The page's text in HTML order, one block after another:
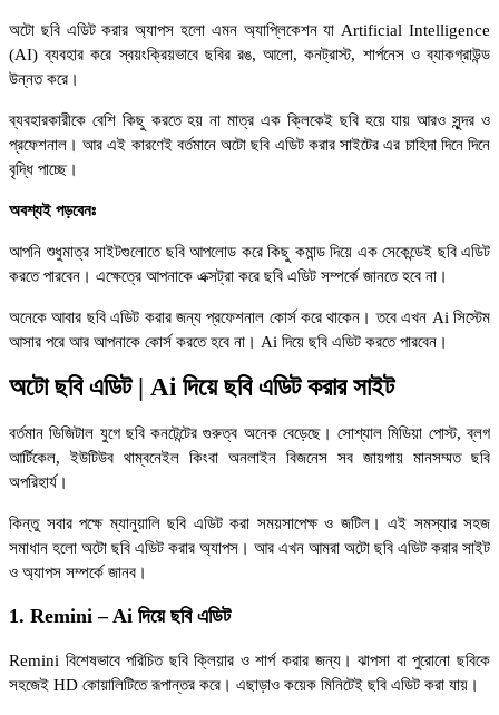
অটো ছবি এডিট করার অ্যাপস হলো এমন অ্যাপ্লিকেশন যা Artificial Intelligence
(AI) ব্যবহার করে স্বয়ংক্রিয়ভাবে ছবির রঙ, আলো, কনট্রাস্ট, শার্পনেস ও ব্যাকগ্রাউন্ড
উন্নত করে।
ব্যবহারকারীকে বেশি কিছু করতে হয় না মাত্র এক ক্লিকেই ছবি হয়ে যায় আরও সুন্দর ও
প্রফেশনাল। আর এই কারণেই বর্তমানে অটো ছবি এডিট করার সাইটের এর চাহিদা দিনে দিনে
বৃদ্ধি পাচ্ছে।
অবশ্যই পড়বেনঃ
আপনি শুধুমাত্র সাইটগুলোতে ছবি আপলোড করে কিছু কমান্ড দিয়ে এক সেকেন্ডেই ছবি এডিট
করতে পারবেন। এক্ষেত্রে আপনাকে এক্সট্রা করে ছবি এডিট সম্পর্কে জানতে হবে না।
অনেকে আবার ছবি এডিট করার জন্য প্রফেশনাল কোর্স করে থাকেন। তবে এখন Ai সিস্টেম
আসার পরে আর আপনাকে কোর্স করতে হবে না। Ai দিয়ে ছবি এডিট করতে পারবেন।
অটো ছবি এডিট | Ai দিয়ে ছবি এডিট করার সাইট
বর্তমান ডিজিটাল যুগে ছবি কনটেন্টের গুরুত্ব অনেক বেড়েছে। সোশ্যাল মিডিয়া পোস্ট, ব্লগ
আর্টিকেল, ইউটিউব থাম্বনেইল কিংবা অনলাইন বিজনেস সব জায়গায় মানসম্মত ছবি
অপরিহার্য।
কিন্তু সবার পক্ষে ম্যানুয়ালি ছবি এডিট করা সময়সাপেক্ষ ও জটিল। এই সমস্যার সহজ
সমাধান হলো অটো ছবি এডিট করার অ্যাপস। আর এখন আমরা অটো ছবি এডিট করার সাইট
ও অ্যাপস সম্পর্কে জানব।
1. Remini – Ai দিয়ে ছবি এডিট
Remini বিশেষভাবে পরিচিত ছবি ক্লিয়ার ও শার্প করার জন্য। ঝাপসা বা পুরোনো ছবিকে
সহজেই HD কোয়ালিটিতে রূপান্তর করে। এছাড়াও কয়েক মিনিটেই ছবি এডিট করা যায়।